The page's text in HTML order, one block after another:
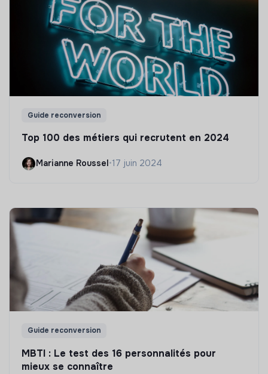
Guide reconversion
Top 100 des métiers qui recrutent en 2024
Marianne Roussel •17 juin 2024
Guide reconversion
MBTI : Le test des 16 personnalités pour
mieux se connaître